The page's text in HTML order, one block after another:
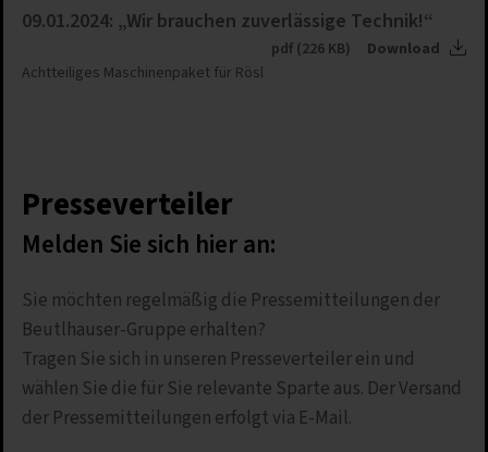
09.01.2024: „Wir brauchen zuverlässige Technik!“
pdf (226 KB)
Download
Achtteiliges Maschinenpaket für Rösl
Presseverteiler
Melden Sie sich hier an:
Sie möchten regelmäßig die Pressemitteilungen der
Beutlhauser-Gruppe erhalten?
Tragen Sie sich in unseren Presseverteiler ein und
wählen Sie die für Sie relevante Sparte aus. Der Versand
der Pressemitteilungen erfolgt via E-Mail.